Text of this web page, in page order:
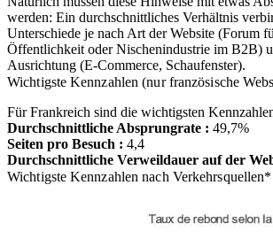
werden: Ein durchschnittliches Verhältnis
Unterschiede je nach Art der Website (Forum
Öffentlichkeit oder Nischenindustrie im B2B)
Ausrichtung (E-Commerce, Schaufenster).
Wichtigste Kennzahlen (nur französische
Für Frankreich sind die wichtigsten
Durchschnittliche Absprungrate : 49,7%
Seiten pro Besuch : 4,4
Durchschnittliche Verweildauer auf der
Wichtigste Kennzahlen nach Verkehrsquellen*